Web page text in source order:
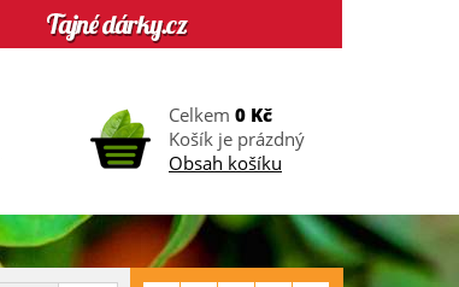
Celkem 0 Kč
Košík je prázdný
Obsah košíku